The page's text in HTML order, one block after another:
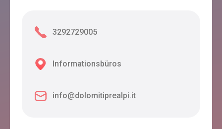
3292729005
Informationsbüros
info@dolomitiprealpi.it